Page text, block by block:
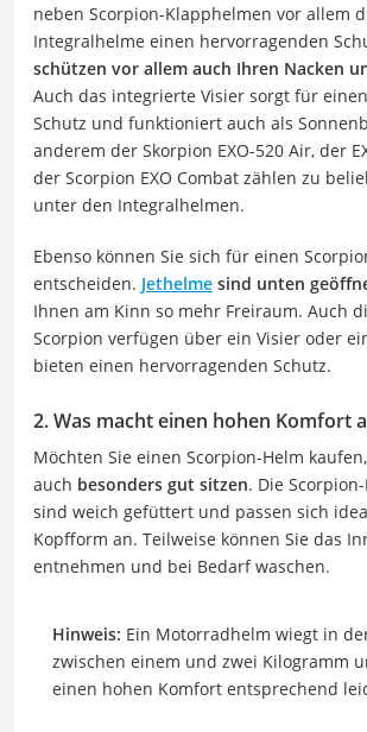
neben Scorpion-Klapphelmen vor allem
Integralhelme einen hervorragenden
schützen vor allem auch Ihren Nacken
Auch das integrierte Visier sorgt für
Schutz und funktioniert auch als
anderem der Skorpion EXO-520 Air, der
der Scorpion EXO Combat zählen zu
unter den Integralhelmen.
Ebenso können Sie sich für einen
entscheiden. Jethelme sind unten
Ihnen am Kinn so mehr Freiraum. Auch
Scorpion verfügen über ein Visier oder
bieten einen hervorragenden Schutz.
2. Was macht einen hohen Komfort
Möchten Sie einen Scorpion-Helm
auch besonders gut sitzen. Die
sind weich gefüttert und passen sich
Kopfform an. Teilweise können Sie das
entnehmen und bei Bedarf waschen.
Hinweis: Ein Motorradhelm wiegt in
zwischen einem und zwei Kilogramm
einen hohen Komfort entsprechend